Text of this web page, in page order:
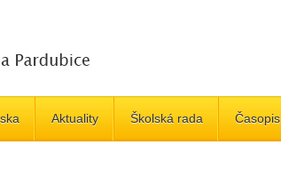
Aktuality Školská rada Časopis